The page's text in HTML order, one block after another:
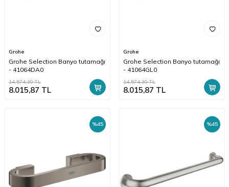
Grohe
Grohe Selection Banyo tutamağı
- 41064DA0
14.574,30TL
8.015,87 TL
Grohe
Grohe Selection Banyo tutamağı
- 41064GL0
14.574,30TL
8.015,87 TL
%45 %45